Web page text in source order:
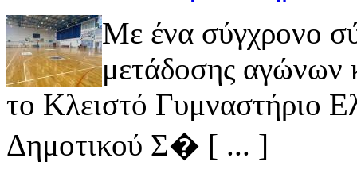
Με ένα σύγχρονο
μετάδοσης αγώνων
το Κλειστό Γυμναστήριο
Δημοτικού Σ� [ ... ]